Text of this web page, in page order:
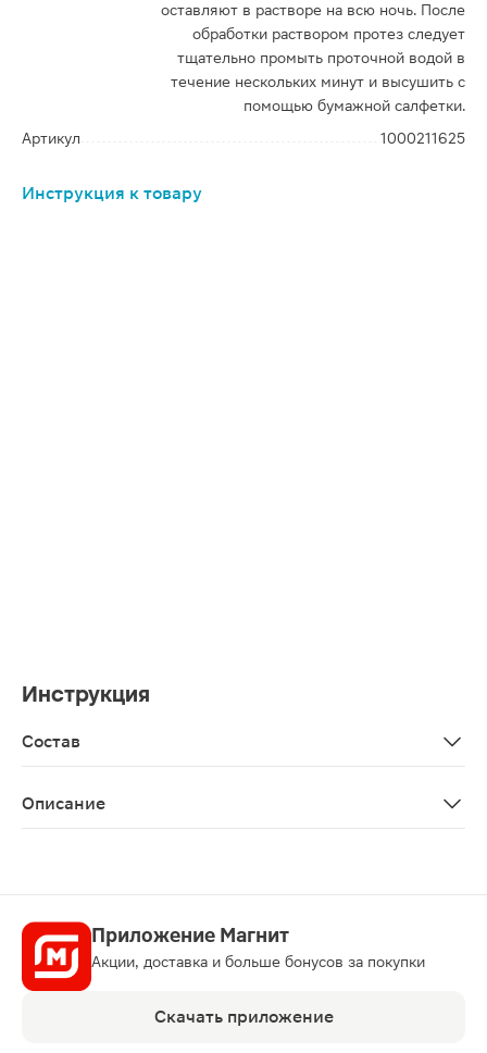
оставляют в растворе на всю ночь. После
обработки раствором протез следует
тщательно промыть проточной водой в
течение нескольких минут и высушить с
помощью бумажной салфетки.
Артикул
1000211625
Инструкция к товару
Инструкция
Состав
Описание
Приложение Магнит
Акции, доставка и больше бонусов за покупки
Скачать приложение